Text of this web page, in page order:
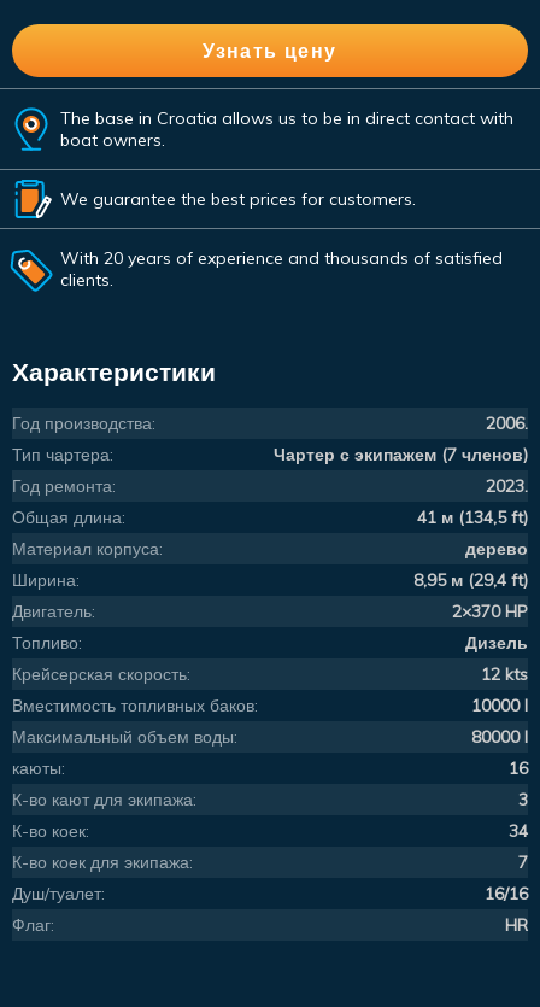
The base in Croatia allows us to be in direct contact with
boat owners.
We guarantee the best prices for customers.
With 20 years of experience and thousands of satisfied
clients.
Характеристики
Год производства:
2006.
Тип чартера:
Чартер с экипажем (7 членов)
Год ремонта:
2023.
Общая длина:
41 м (134,5 ft)
Материал корпуса:
дерево
Ширина:
8,95 м (29,4 ft)
Двигатель:
2×370 HP
Топливо:
Дизель
Крейсерская скорость:
12 kts
Вместимость топливных баков:
10000 l
Максимальный объем воды:
80000 l
каюты:
16
К-во кают для экипажа:
3
К-во коек:
34
К-во коек для экипажа:
7
Душ/туалет:
16/16
Флаг:
HR